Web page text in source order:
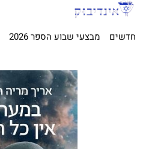
חדשים מבצעי שבוע הספר 2026